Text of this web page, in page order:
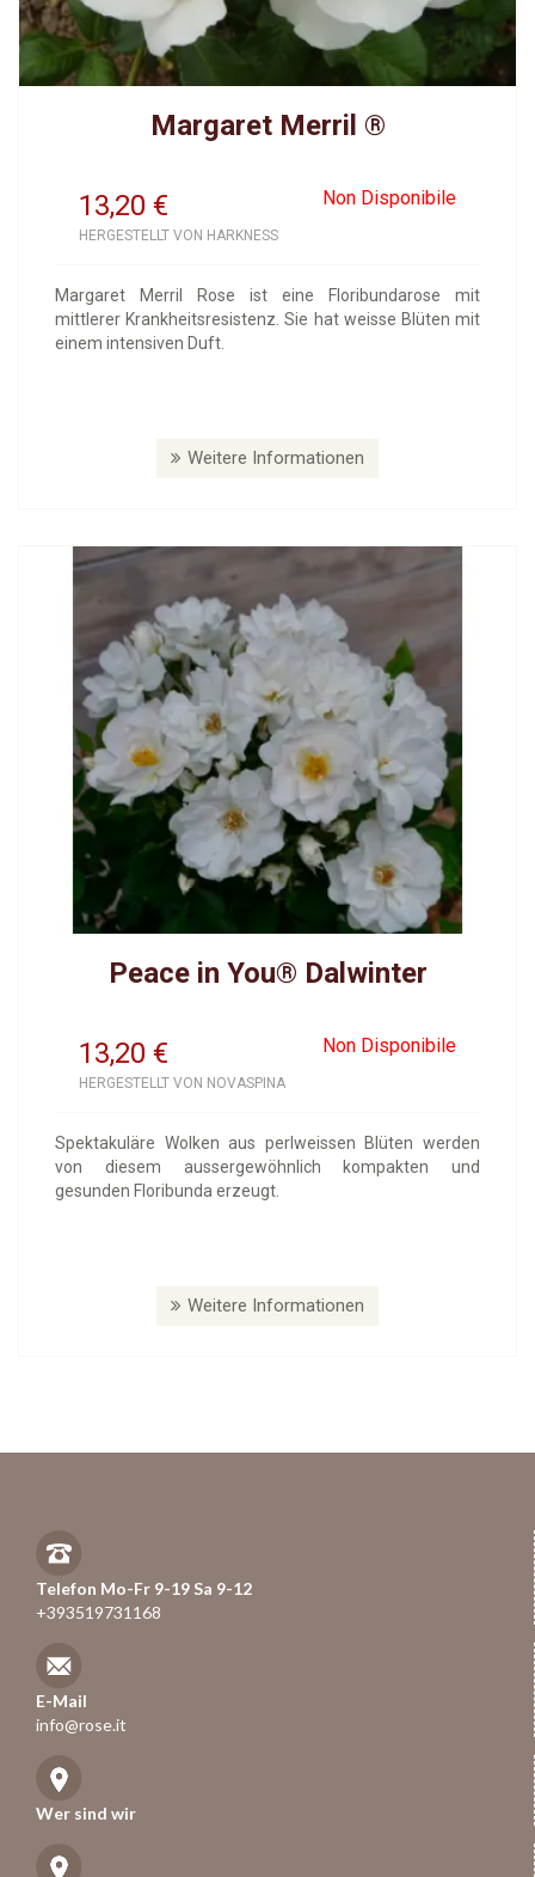
Margaret Merril ®
13,20 Non Disponibile
€
HERGESTELLT VON HARKNESS
Margaret Merril Rose ist eine Floribundarose mit
mittlerer Krankheitsresistenz. Sie hat weisse Blüten mit
einem intensiven Duft.
Weitere Informationen
Peace in You® Dalwinter
13,20 Non Disponibile
€
HERGESTELLT VON NOVASPINA
Spektakuläre Wolken aus perlweissen Blüten werden
von diesem aussergewöhnlich kompakten und
gesunden Floribunda erzeugt.
Weitere Informationen
Telefon Mo-Fr 9-19 Sa 9-12
+393519731168
E-Mail
info@rose.it
Wer sind wir